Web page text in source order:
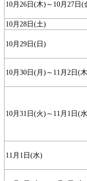
10月26日(木)～10月27日(
10月28日(土)
10月29日(日)
10月30日(月)～11月2日(
10月31日(火)～11月1日(
11月1日(水)